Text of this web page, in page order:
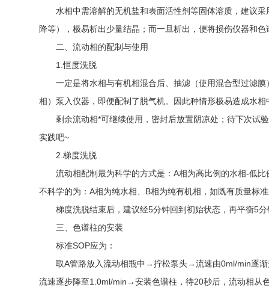
水相中需溶解的无机盐和表面活性剂等固体溶质，建议采
降等），极易析出少量结晶；而一旦析出，便将损伤仪器和
二、流动相的配制与使用
1.恒度洗脱
一定是将水相与有机相混合后、抽滤（使用混合型过滤膜
相）泵入仪器，即便配制了脱气机。因此种情形极易造成水
剩余流动相*可继续使用，密封后放置阴凉处；待下次试验
实践吧~
2.梯度洗脱
流动相配制最为科学的方式是：A相为高比例的水相-低比
不科学的为：A相为纯水相、B相为纯有机相，如既有质量标
梯度洗脱结束后，建议经5分钟回到初始状态，再平衡5分
三、色谱柱的安装
标准SOP应为：
取A管路放入流动相瓶中→拧松泵头→流速由0ml/min逐渐
流速逐步降至1.0ml/min→安装色谱柱，待20秒后，流动相从